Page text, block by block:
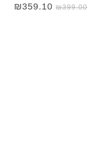
₪399.00
₪359.10